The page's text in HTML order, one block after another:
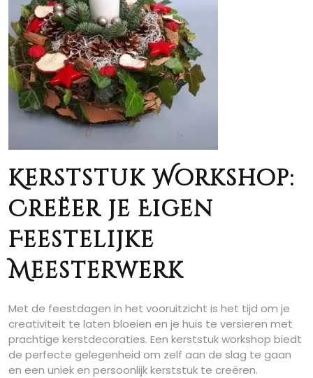
Kerststuk Workshop:
Creëer je Eigen
Feestelijke
Meesterwerk
Met de feestdagen in het vooruitzicht is het tijd om je
creativiteit te laten bloeien en je huis te versieren met
prachtige kerstdecoraties. Een kerststuk workshop biedt
de perfecte gelegenheid om zelf aan de slag te gaan
en een uniek en persoonlijk kerststuk te creëren.